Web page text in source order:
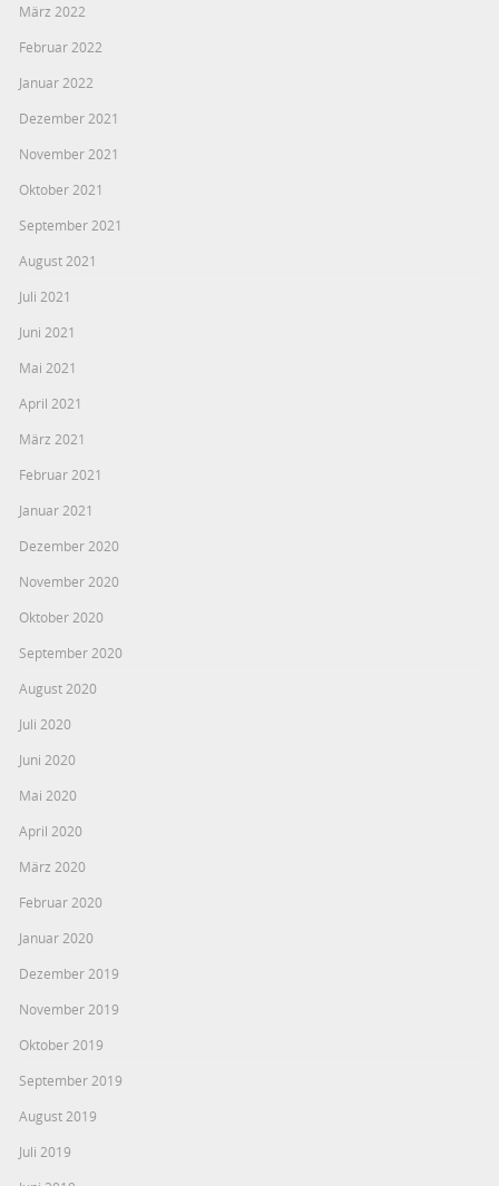
März 2022
Februar 2022
Januar 2022
Dezember 2021
November 2021
Oktober 2021
September 2021
August 2021
Juli 2021
Juni 2021
Mai 2021
April 2021
März 2021
Februar 2021
Januar 2021
Dezember 2020
November 2020
Oktober 2020
September 2020
August 2020
Juli 2020
Juni 2020
Mai 2020
April 2020
März 2020
Februar 2020
Januar 2020
Dezember 2019
November 2019
Oktober 2019
September 2019
August 2019
Juli 2019